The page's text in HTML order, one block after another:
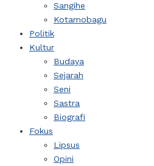
Sangihe
Kotamobagu
Politik
Kultur
Budaya
Sejarah
Seni
Sastra
Biografi
Fokus
Lipsus
Opini